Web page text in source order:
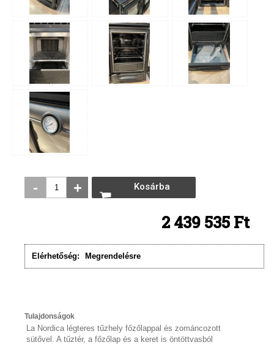
- +
Kosárba
2 439 535 Ft
Elérhetőség: Megrendelésre
Tulajdonságok
La Nordica légteres tűzhely főzőlappal és zománcozott
sütővel. A tűztér, a főzőlap és a keret is öntöttvasból